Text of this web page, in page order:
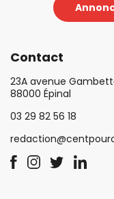
Contact
23A avenue
88000 Épinal
03 29 82 56 18